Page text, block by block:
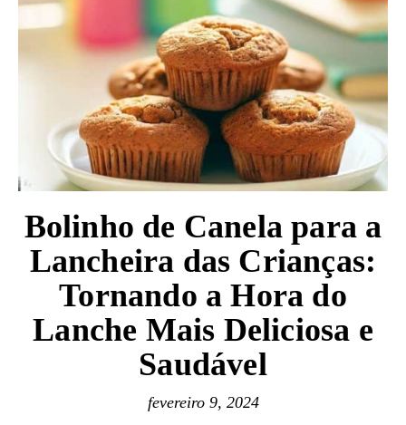
Bolinho de Canela para a
Lancheira das Crianças:
Tornando a Hora do
Lanche Mais Deliciosa e
Saudável
fevereiro 9, 2024